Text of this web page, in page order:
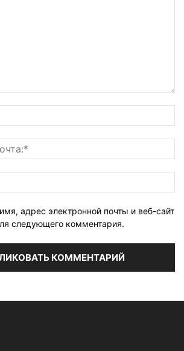
адрес электронной почты и веб-сайт
следующего комментария.